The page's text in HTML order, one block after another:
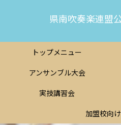
県南吹奏楽連盟
トップメニュー
アンサンブル大会
実技講習会
加盟校向